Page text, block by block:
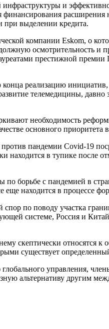
и
расширения
при выделении кредита.
компании Eskom, о
осмотрительность и
престижной
реализацию инициатив,
телемедицины,
необходимость
основного приоритета
пандемии Covid-19
находится в тупике
борьбе с пандемией в
еще находится в процессе
по поводу участка
системе, Россия и
скептически относятся
существует
управления,
альтернативу другим